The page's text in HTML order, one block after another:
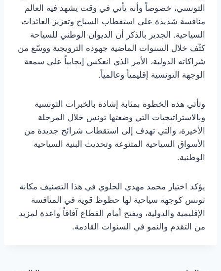
التونسي، خصوصاً وأنه يأتي في وقت يشهد فيه العالم
منافسة شديدة على استقطاب السياح وتعزيز العائدات
السياحية. الجدير بالذكر أن الديوان الوطني للسياحة
كثّف خلال السنوات الماضية جهوده الترويجية ووسّع من
شراكاته الدولية، الأمر الذي انعكس إيجابياً على سمعة
الوجهة التونسية إقليمياً وعالمياً.
وتأتي هذه الخطوة بمثابة إشادة بالخبرات التونسية
وبالاستراتيجيات التي وضعتها تونس خلال المرحلة
الأخيرة، والتي تهدف إلى استقطاب شرائح جديدة من
الأسواق السياحية المتنوعة وتحديث البنية السياحية
الوطنية.
يؤكد اختيار محمد مهدي الحلوي في هذا التصنيف مكانة
تونس كوجهة سياحية لها حظوظ قوية في المنافسة
الإقليمية والدولية، ويفتح أمام القطاع آفاقاً واعدة لمزيد
من التقدم والنمو في السنوات القادمة.